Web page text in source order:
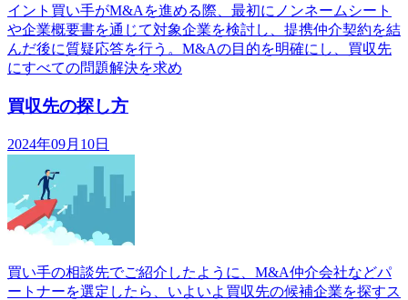
イント買い手がM&Aを進める際、最初にノンネームシート
や企業概要書を通じて対象企業を検討し、提携仲介契約を結
んだ後に質疑応答を行う。M&Aの目的を明確にし、買収先
にすべての問題解決を求め
買収先の探し方
2024年09月10日
買い手の相談先でご紹介したように、M&A仲介会社などパ
ートナーを選定したら、いよいよ買収先の候補企業を探すス